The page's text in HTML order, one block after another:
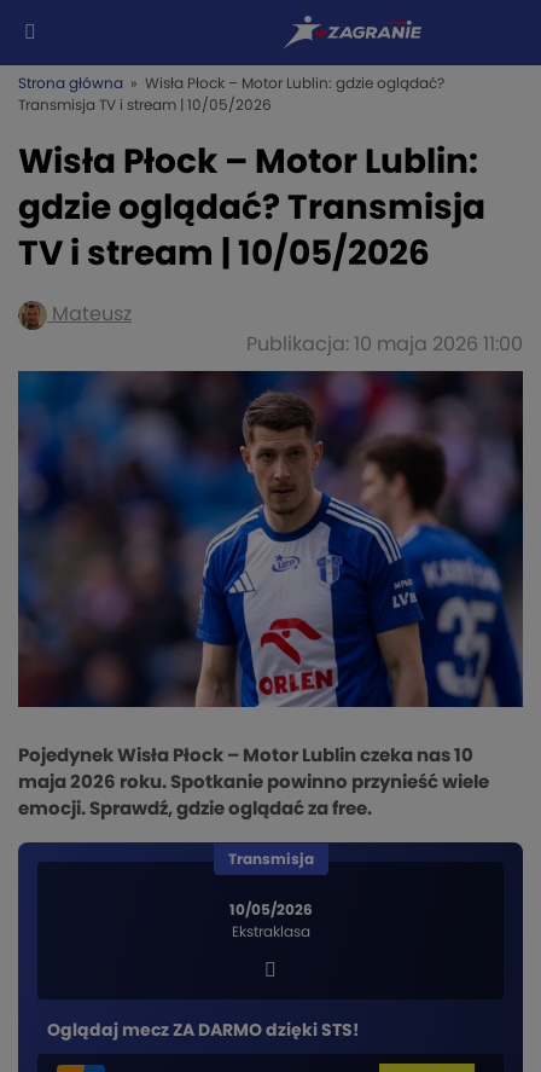
Strona główna » Wisła Płock – Motor Lublin: gdzie oglądać?
Transmisja TV i stream | 10/05/2026
Wisła Płock – Motor Lublin:
gdzie oglądać? Transmisja
TV i stream | 10/05/2026
Mateusz
Publikacja: 10 maja 2026 11:00
Pojedynek Wisła Płock – Motor Lublin czeka nas 10
maja 2026 roku. Spotkanie powinno przynieść wiele
emocji. Sprawdź, gdzie oglądać za free.
10/05/2026
Ekstraklasa
Transmisja
Oglądaj mecz ZA DARMO dzięki STS!